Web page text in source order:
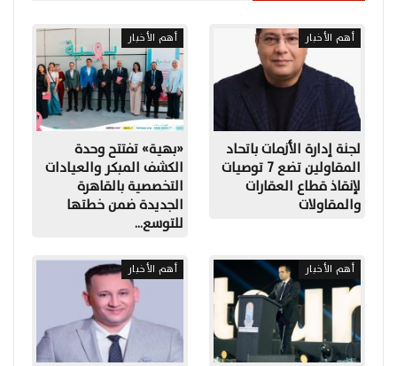
أهم الأخبار
لجنة إدارة الأزمات باتحاد
المقاولين تضع 7 توصيات
لإنقاذ قطاع العقارات
والمقاولات
أهم الأخبار
«بهية» تفتتح وحدة
الكشف المبكر والعيادات
التخصصية بالقاهرة
الجديدة ضمن خطتها
للتوسع…
أهم الأخبار أهم الأخبار